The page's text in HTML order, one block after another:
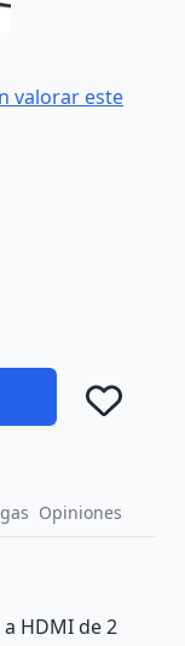
valorar este
Opiniones
HDMI de 2